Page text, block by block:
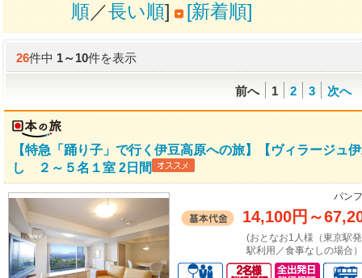
順／長い順] [新着順]
26件中1～10件を表示
前へ 1 2 3 次へ
【特急「踊り子」で行く伊豆高原への旅】【ヴィラージュ
し ２～５名１室 2日間
パン
14,100円 ～
(おとなお1人様（東京駅
駅利用／食事なしの場合